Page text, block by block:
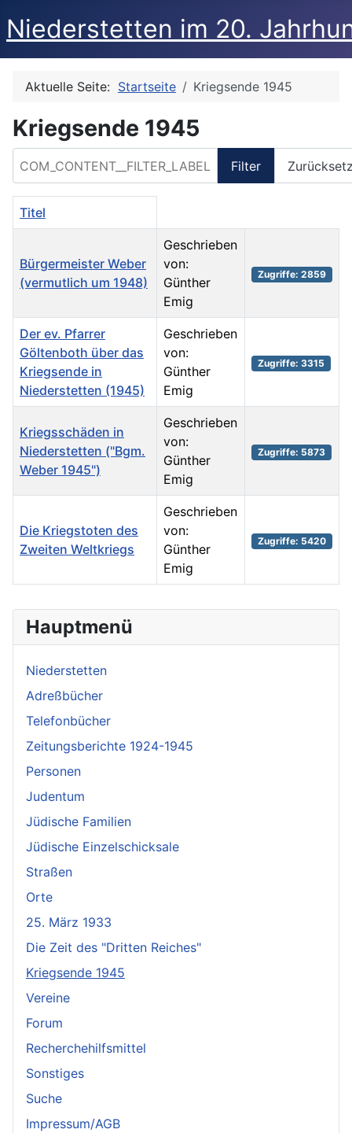
Niederstetten im 20.
Aktuelle Seite: Startseite Kriegsende 1945
Kriegsende 1945
Filter
Titel
Bürgermeister Weber
(vermutlich um 1948)
Geschrieben
von:
Günther
Emig
Zugriffe: 2859
Der ev. Pfarrer
Göltenboth über das
Kriegsende in
Niederstetten (1945)
Geschrieben
von:
Günther
Emig
Zugriffe: 3315
Kriegsschäden in
Niederstetten ("Bgm.
Weber 1945")
Geschrieben
von:
Günther
Emig
Zugriffe: 5873
Die Kriegstoten des
Zweiten Weltkriegs
Geschrieben
von:
Günther
Emig
Zugriffe: 5420
Hauptmenü
Niederstetten
Adreßbücher
Telefonbücher
Zeitungsberichte 1924-1945
Personen
Judentum
Jüdische Familien
Jüdische Einzelschicksale
Straßen
Orte
25. März 1933
Die Zeit des "Dritten Reiches"
Kriegsende 1945
Vereine
Forum
Recherchehilfsmittel
Sonstiges
Suche
Impressum/AGB